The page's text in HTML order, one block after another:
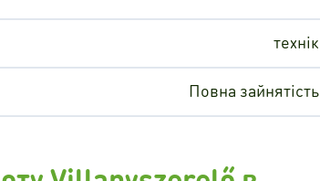
технік
Повна зайнятість